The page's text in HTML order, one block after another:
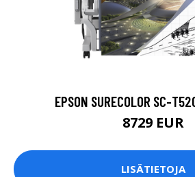
EPSON SURECOLOR SC-
8729 EUR
LISÄTIETOJA